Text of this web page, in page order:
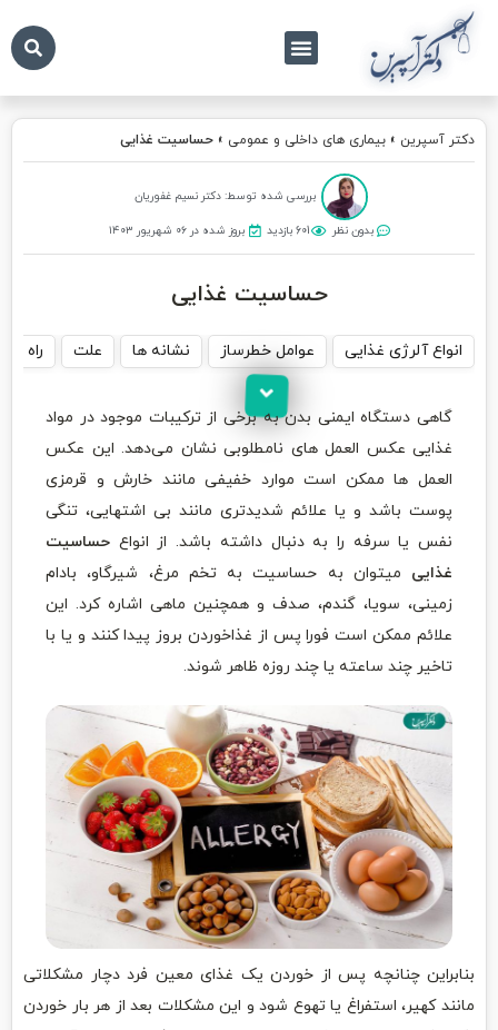
دکتر آسپرین » بیماری های داخلی و عمومی » حساسیت غذایی
بررسی شده توسط: دکتر نسیم غفوریان
بدون نظر 601 بازدید بروز شده در ۰۶ شهریور ۱۴۰۳
حساسیت غذایی
انواع آلرژی غذایی عوامل خطرساز نشانه‌ ها علت راه‌
گاهی دستگاه ایمنی بدن به برخی از ترکیبات موجود در مواد
غذایی عکس‌ العمل‌ های نامطلوبی نشان می‌دهد. این عکس‌
العمل‌ ها ممکن است موارد خفیفی مانند خارش و قرمزی
پوست باشد و یا علائم شدیدتری مانند بی‌ اشتهایی، تنگی
نفس یا سرفه را به دنبال داشته باشد. از انواع حساسیت
غذایی میتوان به حساسیت به تخم مرغ، شیرگاو، بادام
زمینی، سویا، گندم، صدف و همچنین ماهی اشاره کرد. این
علائم ممکن است فورا پس از غذاخوردن بروز پیدا کنند و یا با
تاخیر چند ساعته یا چند روزه ظاهر شوند.
بنابراین چنانچه پس از خوردن یک غذای معین فرد دچار مشکلاتی
مانند کهیر، استفراغ یا تهوع شود و این مشکلات بعد از هر بار خوردن